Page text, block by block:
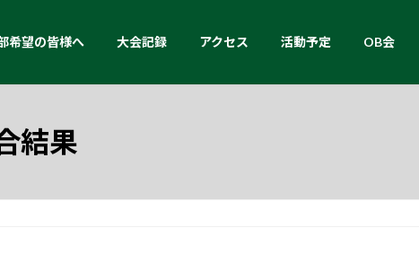
希望の皆様へ 大会記録 アクセス 活動予定 OB会
結果